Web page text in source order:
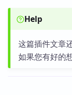
Help
这篇插件文章
如果您有好的